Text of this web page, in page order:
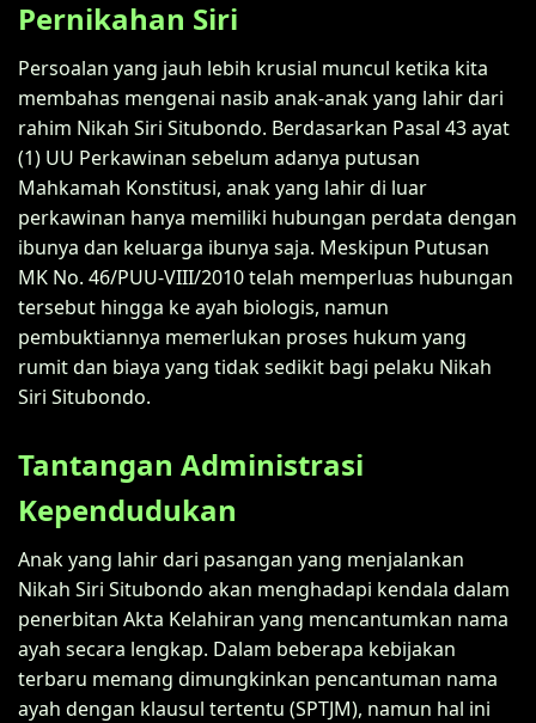
Pernikahan Siri
Persoalan yang jauh lebih krusial muncul ketika kita
membahas mengenai nasib anak-anak yang lahir dari
rahim Nikah Siri Situbondo. Berdasarkan Pasal 43 ayat
(1) UU Perkawinan sebelum adanya putusan
Mahkamah Konstitusi, anak yang lahir di luar
perkawinan hanya memiliki hubungan perdata dengan
ibunya dan keluarga ibunya saja. Meskipun Putusan
MK No. 46/PUU-VIII/2010 telah memperluas hubungan
tersebut hingga ke ayah biologis, namun
pembuktiannya memerlukan proses hukum yang
rumit dan biaya yang tidak sedikit bagi pelaku Nikah
Siri Situbondo.
Tantangan Administrasi
Kependudukan
Anak yang lahir dari pasangan yang menjalankan
Nikah Siri Situbondo akan menghadapi kendala dalam
penerbitan Akta Kelahiran yang mencantumkan nama
ayah secara lengkap. Dalam beberapa kebijakan
terbaru memang dimungkinkan pencantuman nama
ayah dengan klausul tertentu (SPTJM), namun hal ini